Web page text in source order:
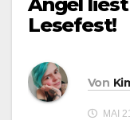
Angel
Lesefest!
Von
MAI